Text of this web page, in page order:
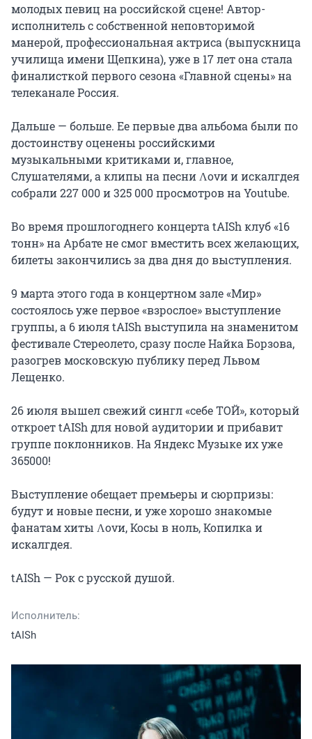
молодых певиц на российской сцене! Автор-
исполнитель с собственной неповторимой
манерой, профессиональная актриса (выпускница
училища имени Щепкина), уже в 17 лет она стала
финалисткой первого сезона «Главной сцены» на
телеканале Россия.
Дальше — больше. Ее первые два альбома были по
достоинству оценены российскими
музыкальными критиками и, главное,
Слушателями, а клипы на песни Ʌovи и искалгдея
собрали 227 000 и 325 000 просмотров на Youtube.
Во время прошлогоднего концерта tAISh клуб «16
тонн» на Арбате не смог вместить всех желающих,
билеты закончились за два дня до выступления.
9 марта этого года в концертном зале «Мир»
состоялось уже первое «взрослое» выступление
группы, а 6 июля tAISh выступила на знаменитом
фестивале Стереолето, сразу после Найка Борзова,
разогрев московскую публику перед Львом
Лещенко.
26 июля вышел свежий сингл «себе ТОЙ», который
откроет tAISh для новой аудитории и прибавит
группе поклонников. На Яндекс Музыке их уже
365000!
Выступление обещает премьеры и сюрпризы:
будут и новые песни, и уже хорошо знакомые
фанатам хиты Ʌovи, Косы в ноль, Копилка и
искалгдея.
tAISh — Рок с русской душой.
Исполнитель:
tAISh